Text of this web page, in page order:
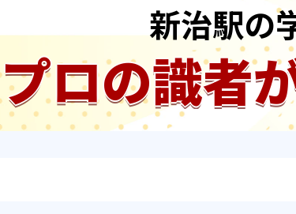
新治駅の
プロの識者